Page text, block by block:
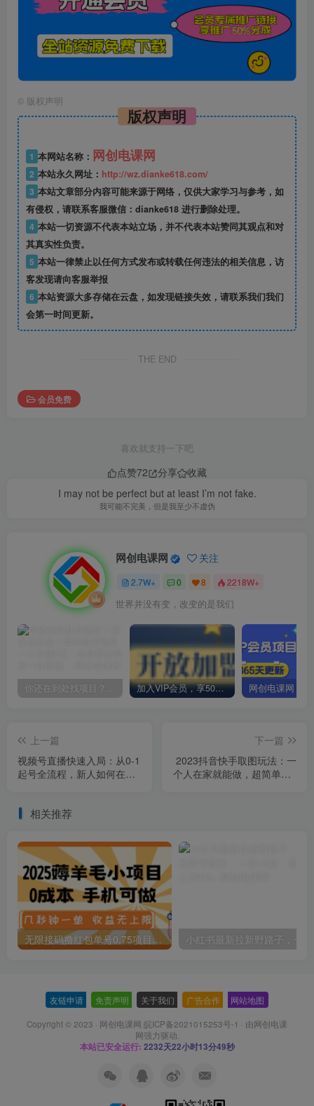
© 版权声明
版权声明
1 本网站名称： 网创电课网
2 本站永久网址： http://wz.dianke618.com/
3 本站文章部分内容可能来源于网络，仅供大家学习与参考，如
有侵权，请联系客服微信：dianke618 进行删除处理。
4 本站一切资源不代表本站立场，并不代表本站赞同其观点和对
其真实性负责。
5 本站一律禁止以任何方式发布或转载任何违法的相关信息，访
客发现请向客服举报
6 本站资源大多存储在云盘，如发现链接失效，请联系我们我们
会第一时间更新。
THE END
会员免费
喜欢就支持一下吧
点赞72 分享
收藏
I may not be perfect but at least I’m not fake.
我可能不完美，但是我至少不虚伪
网创电课网 关注
2.7W+ 0 8 2218W+
世界并没有变，改变的是我们
你还在到处找项目？还在当韭菜？我却靠卖项目一个月赚5万，曾经我也和你一样懵懂。 加入VIP会员，享50%的推广提成，免费学习多种网上创业课程，菜鸟秒变大神！
上一篇
视频号直播快速入局：从0-1
起号全流程，新人如何在视
下一篇
2023抖音快手取图玩法：一
个人在家就能做，超简单，0
相关推荐
无限接码撸红包单号0.75项目无偿分享给你【揭秘】
友链申请 免责声明 关于我们 广告合作 网站地图
Copyright © 2023 · 网创电课网 皖ICP备2021015253号-1 · 由网创电课
网强力驱动.
本站已安全运行: 2232天22小时13分50秒